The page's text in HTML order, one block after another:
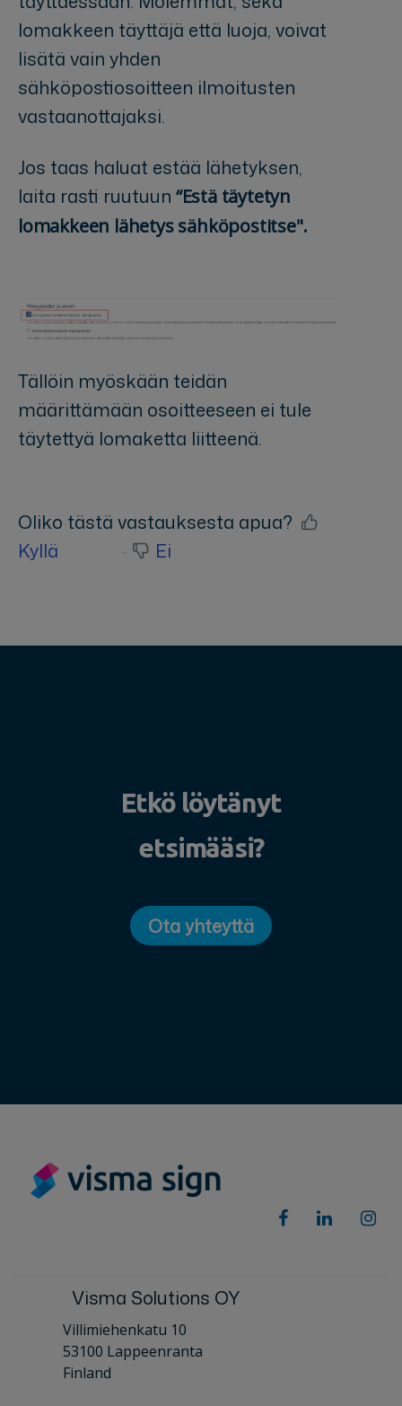
lomakkeen täyttäjä että luoja, voivat
lisätä vain yhden
sähköpostiosoitteen ilmoitusten
vastaanottajaksi.
Jos taas haluat estää lähetyksen,
laita rasti ruutuun “Estä täytetyn
lomakkeen lähetys sähköpostitse".
Tällöin myöskään teidän
määrittämään osoitteeseen ei tule
täytettyä lomaketta liitteenä.
Oliko tästä vastauksesta apua?
Kyllä
Ei
Etkö löytänyt
etsimääsi?
Ota yhteyttä
Visma Solutions OY
Villimiehenkatu 10
53100 Lappeenranta
Finland